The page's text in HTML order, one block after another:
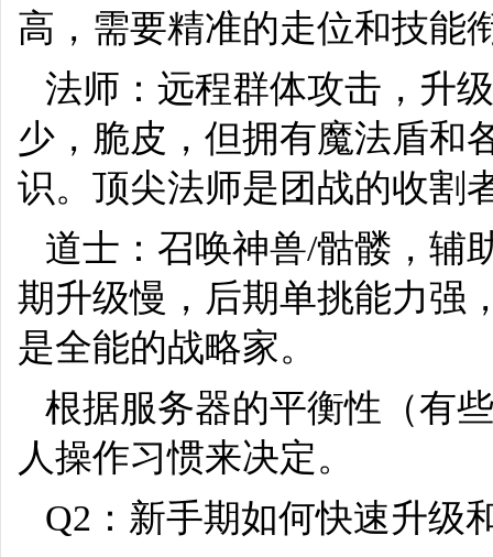
高，需要精准的走位和技能
法师：远程群体攻击，升
少，脆皮，但拥有魔法盾和
识。顶尖法师是团战的收割
道士：召唤神兽/骷髅，辅
期升级慢，后期单挑能力强
是全能的战略家。
根据服务器的平衡性（有
人操作习惯来决定。
Q2：新手期如何快速升级